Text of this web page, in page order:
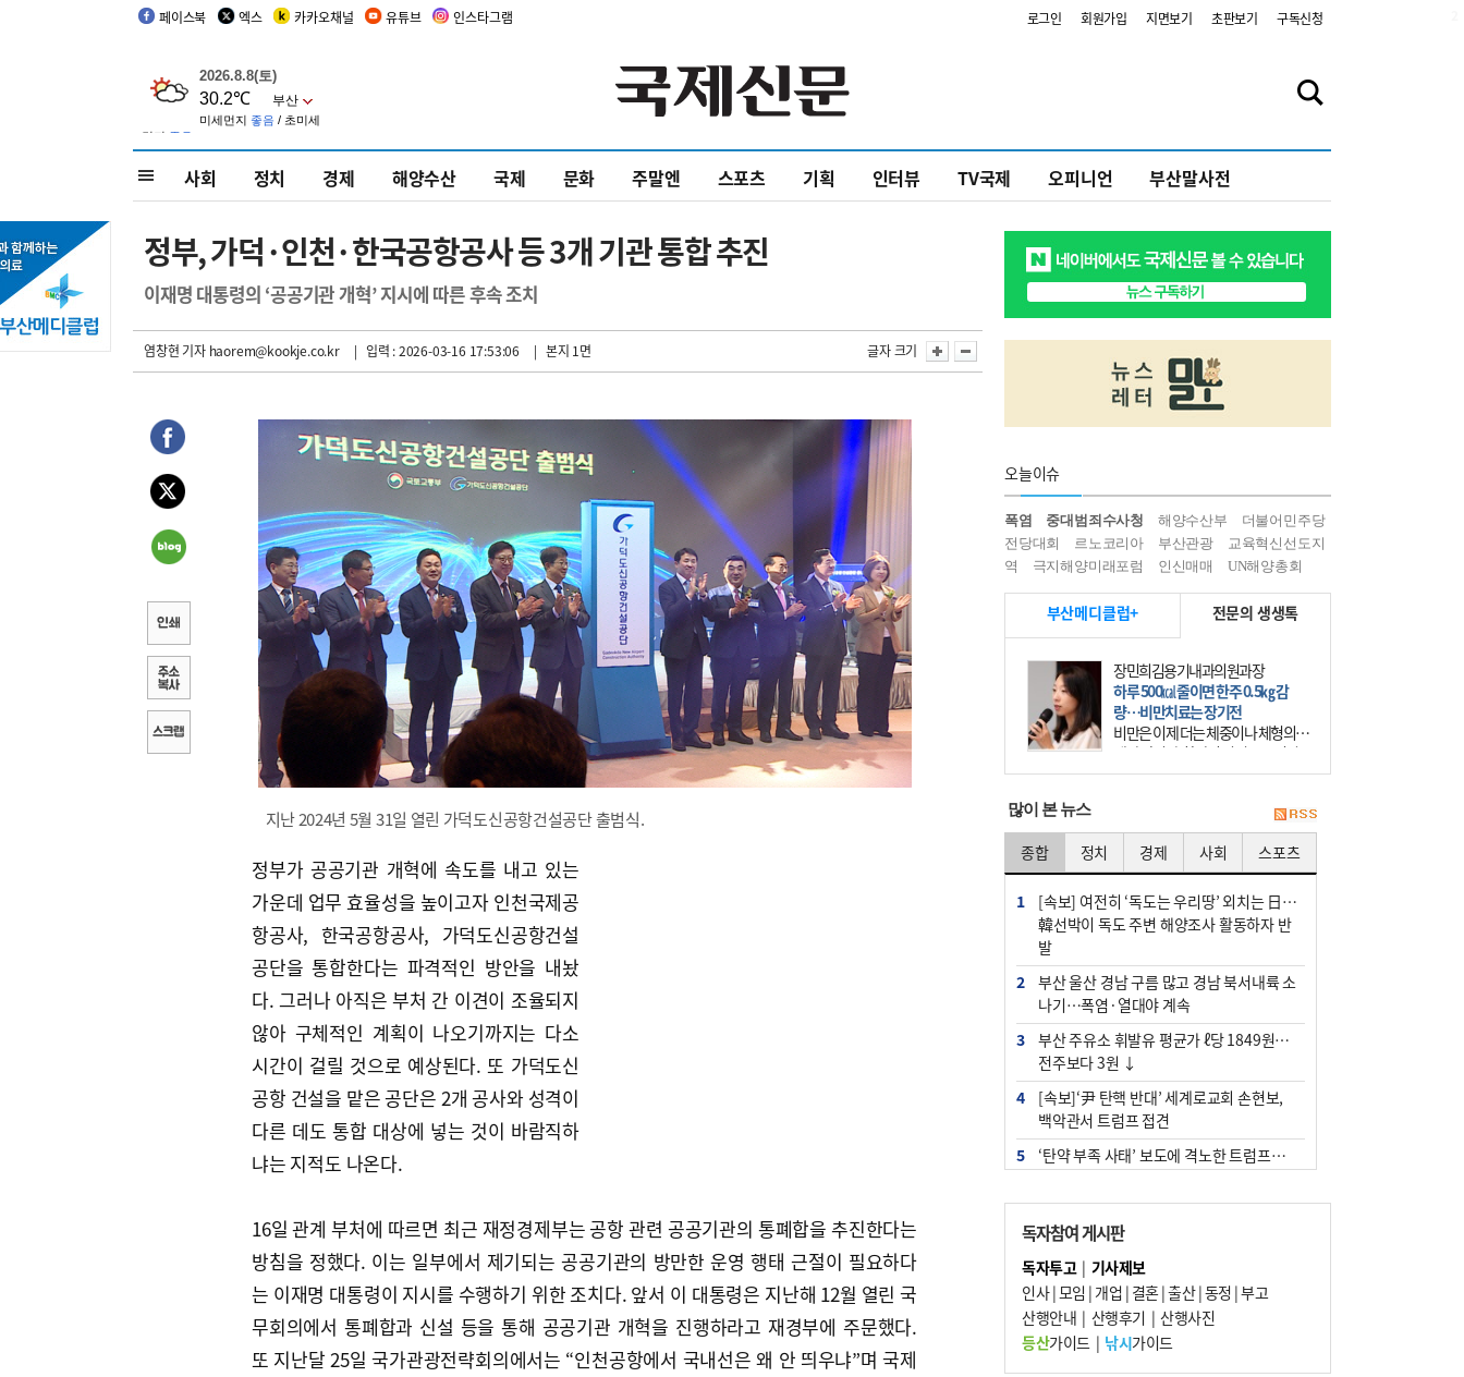
페이스북 엑스 카카오채널 유튜브 인스타그램 로그인 회원가입 지면보기 초판보기 구독신청
사회 정치 경제 해양수산 국제 문화 주말엔 스포츠 기획 인터뷰 TV국제 오피니언 부산말사전
정부, 가덕·인천·한국공항공사 등 3개 기관 통합 추진
이재명 대통령의 ‘공공기관 개혁’ 지시에 따른 후속 조치
염창현 기자haorem@kookje.co.kr | 입력 : 2026-03-16 17:53:06 | 본지 1면 글자 크기
지난 2024년 5월 31일 열린 가덕도신공항건설공단 출범식.
정부가 공공기관 개혁에 속도를 내고 있는
가운데 업무 효율성을 높이고자 인천국제공
항공사, 한국공항공사, 가덕도신공항건설
공단을 통합한다는 파격적인 방안을 내놨
다. 그러나 아직은 부처 간 이견이 조율되지
않아 구체적인 계획이 나오기까지는 다소
시간이 걸릴 것으로 예상된다. 또 가덕도신
공항 건설을 맡은 공단은 2개 공사와 성격이
다른 데도 통합 대상에 넣는 것이 바람직하
냐는 지적도 나온다.
16일 관계 부처에 따르면 최근 재정경제부는 공항 관련 공공기관의 통폐합을 추진한다는
방침을 정했다. 이는 일부에서 제기되는 공공기관의 방만한 운영 행태 근절이 필요하다
는 이재명 대통령이 지시를 수행하기 위한 조치다. 앞서 이 대통령은 지난해 12월 열린 국
무회의에서 통폐합과 신설 등을 통해 공공기관 개혁을 진행하라고 재경부에 주문했다.
또 지난달 25일 국가관광전략회의에서는 “인천공항에서 국내선은 왜 안 띄우냐”며 국제
오늘이슈
폭염 중대범죄수사청 해양수산부
더불어민주당
전당대회
르노코리아 부산관광
교육혁신선도지
역
극지해양미래포럼 인신매매 UN해양총회
부산메디클럽+ 전문의 생생톡
장민희김용기내과의원과장
하루 500㎉ 줄이면 한주 0.5㎏ 감
량…비만치료는 장기전
비만은 이제 더는 체중이나 체형의 문
제가 아니다. 하나의 질병으로 인지
하고 치료와 관리를 해야 한다. 세계
많이 본 뉴스
종합 정치 경제 사회 스포츠
1
[속보] 여전히 ‘독도는 우리땅’ 외치는 日…
韓선박이 독도 주변 해양조사 활동하자 반
발
2
부산 울산 경남 구름 많고 경남 북서내륙 소
나기…폭염·열대야 계속
3
부산 주유소 휘발유 평균가 ℓ당 1849원…
전주보다 3원 ↓
4
[속보]‘尹 탄핵 반대’ 세계로교회 손현보,
백악관서 트럼프 접견
5
‘탄약 부족 사태’ 보도에 격노한 트럼프…
과…“현재는 부적절 행위 없어”
7
"올해 코스피 사이드카 43회 중 25회는 삼
전닉스 ETF 이후 발생"
8
서울 중랑구서 흉기 난동…60대 남성 2명
사망
독자참여 게시판
독자투고| 기사제보
인사|모임 | 개업 | 결혼|출산|동정 |부고
산행안내 | 산행후기 | 산행사진
등산가이드| 낚시가이드